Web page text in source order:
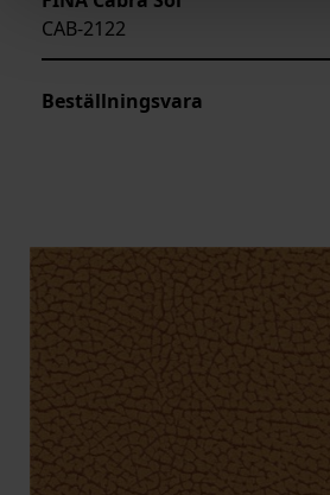
CAB-2122
Beställningsvara